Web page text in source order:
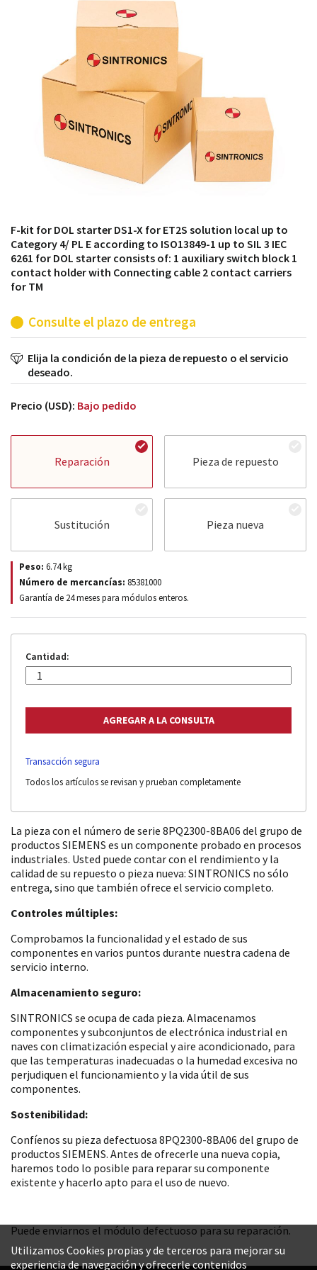
módulos antiguos a un alto nivel técnico o sustitución
de módulos descontinuados por módulos del propio
F-kit for DOL starter DS1-X for ET2S solution local up to
Category 4/ PL E according to ISO13849-1 up to SIL 3 IEC
6261 for DOL starter consists of: 1 auxiliary switch block 1
contact holder with Connecting cable 2 contact carriers
for TM
Consulte el plazo de entrega
Elija la condición de la pieza de repuesto o el servicio
deseado.
Precio (USD): Bajo pedido
Reparación Pieza de repuesto
Sustitución Pieza nueva
Peso: 6.74kg
Número de mercancías: 85381000
Garantía de 24 meses para módulos enteros.
Cantidad:
Transacción segura
Todos los artículos se revisan y prueban completamente
La pieza con el número de serie 8PQ2300-8BA06 del grupo de
productos SIEMENS es un componente probado en procesos
industriales. Usted puede contar con el rendimiento y la
calidad de su repuesto o pieza nueva: SINTRONICS no sólo
entrega, sino que también ofrece el servicio completo.
Controles múltiples:
Comprobamos la funcionalidad y el estado de sus
componentes en varios puntos durante nuestra cadena de
servicio interno.
Almacenamiento seguro:
SINTRONICS se ocupa de cada pieza. Almacenamos
componentes y subconjuntos de electrónica industrial en
naves con climatización especial y aire acondicionado, para
que las temperaturas inadecuadas o la humedad excesiva no
perjudiquen el funcionamiento y la vida útil de sus
componentes.
Sostenibilidad:
Confíenos su pieza defectuosa 8PQ2300-8BA06 del grupo de
productos SIEMENS. Antes de ofrecerle una nueva copia,
haremos todo lo posible para reparar su componente
existente y hacerlo apto para el uso de nuevo.
Puede enviarnos el módulo defectuoso para su reparación.
Utilizamos Cookies propias y de terceros para mejorar su
experiencia de navegación y ofrecerle contenidos